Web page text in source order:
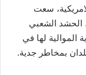
سعت
الحشد الشعبي
لها في
بمخاطر جدية.